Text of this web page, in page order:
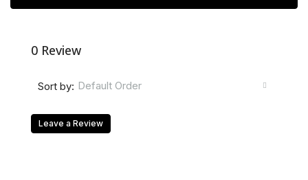
0 Review
Sort by: Default Order
Leave a Review